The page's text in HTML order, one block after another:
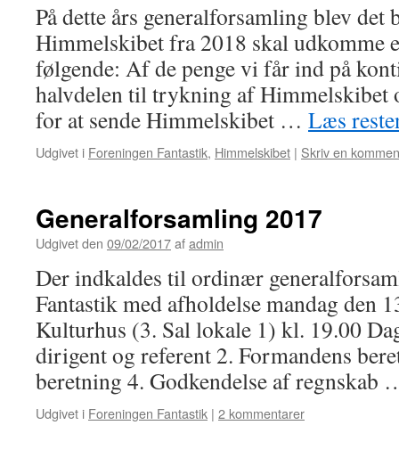
På dette års generalforsamling blev det
Himmelskibet fra 2018 skal udkomme
følgende: Af de penge vi får ind på
halvdelen til trykning af Himmelskibet
for at sende Himmelskibet … Læs
Udgivet i Foreningen Fantastik, Himmelskibet | Skriv en
Generalforsamling 2017
Udgivet den 09/02/2017afadmin
Der indkaldes til ordinær
Fantastik med afholdelse mandag den
Kulturhus (3. Sal lokale 1) kl. 19.00
dirigent og referent 2. Formandens
beretning 4. Godkendelse af
Udgivet i Foreningen Fantastik | 2 kommentarer